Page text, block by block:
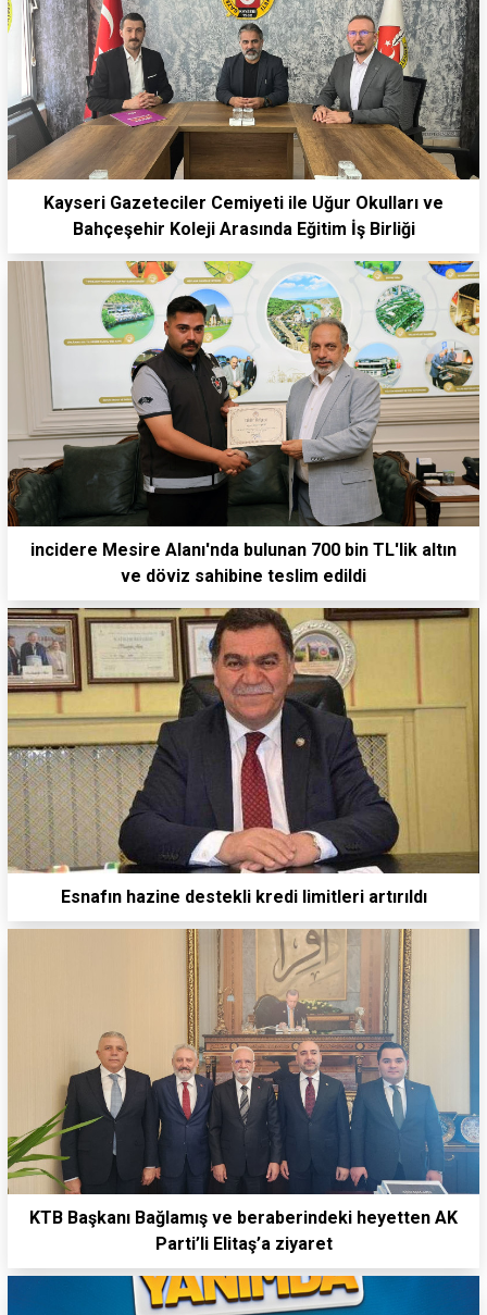
Kayseri Gazeteciler Cemiyeti ile Uğur Okulları ve
Bahçeşehir Koleji Arasında Eğitim İş Birliği
incidere Mesire Alanı'nda bulunan 700 bin TL'lik altın
ve döviz sahibine teslim edildi
Esnafın hazine destekli kredi limitleri artırıldı
KTB Başkanı Bağlamış ve beraberindeki heyetten AK
Parti’li Elitaş’a ziyaret